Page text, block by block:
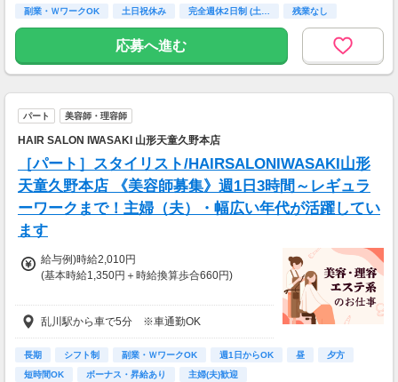
急な出費にあんしんの制度です。
副業・ＷワークOK
土日祝休み 完全週休2日制 (土…
残業なし
ボーナス・昇給あり
応募へ進む
パート 美容師・理容師
HAIR SALON IWASAKI 山形天童久野本店
［パート］スタイリスト/HAIRSALONIWASAKI山形
天童久野本店 《美容師募集》週1日3時間～レギュラ
ーワークまで！主婦（夫）・幅広い年代が活躍してい
ます
給与例)時給2,010円
(基本時給1,350円＋時給換算歩合660円)
◎Jr.スタイリストの方も歓迎です。
給与は面接時にご相談の上、決定します。
◆土曜・日曜・祝日は時給100円アップ
◆1分単位で給与支給
乱川駅から車で5分 ※車通勤OK
長期 シフト制 副業・ＷワークOK 週1日からOK 昼
夕方
短時間OK
ボーナス・昇給あり 主婦(夫)歓迎